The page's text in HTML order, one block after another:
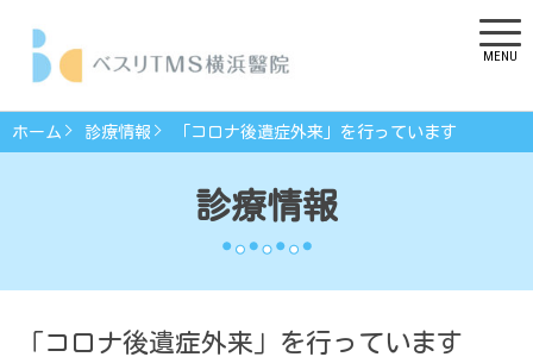
MENU
診療情報
ホーム 診療情報 「コロナ後遺症外来」を行っています
「コロナ後遺症外来」を行っています